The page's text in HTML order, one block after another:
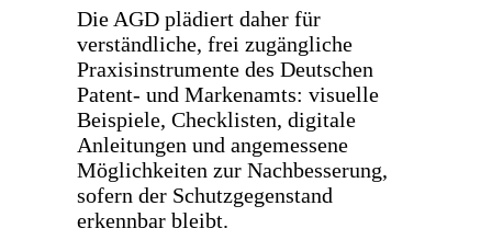
Die AGD plädiert daher für
verständliche, frei zugängliche
Praxisinstrumente des Deutschen
Patent- und Markenamts: visuelle
Beispiele, Checklisten, digitale
Anleitungen und angemessene
Möglichkeiten zur Nachbesserung,
sofern der Schutzgegenstand
erkennbar bleibt.